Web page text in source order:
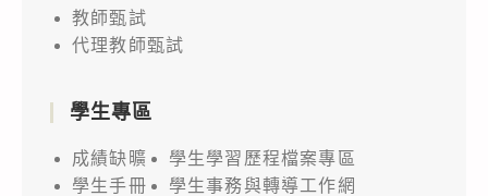
教師甄試
代理教師甄試
學生專區
成績缺曠
學生學習歷程檔案專區
學生手冊
學生事務與轉導工作網